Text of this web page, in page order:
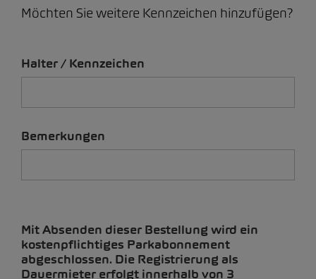
Möchten Sie weitere Kennzeichen hinzufügen?
Halter / Kennzeichen
Bemerkungen
Mit Absenden dieser Bestellung wird ein
kostenpflichtiges Parkabonnement
abgeschlossen. Die Registrierung als
Dauermieter erfolgt innerhalb von 3